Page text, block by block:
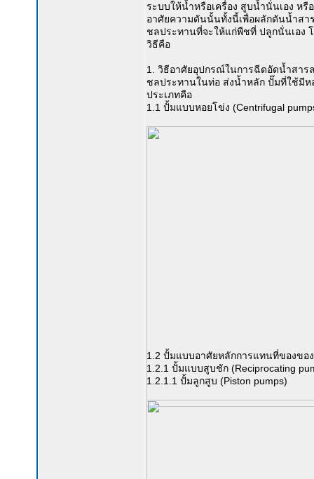
ระบบให้น้ำหรือเครื่อง สูบน้ำนั่นเอง ห
อาศัยความดันนั้นทั้งนี้เพื่อผลักดันน้ำสา
ชลประทานที่จะให้แก่พืชที่ ปลูกนั่นเอง
วิธีคือ
1. วิธีอาศัยอุปกรณ์ในการฉีดอัดน้ำสาร
ชลประทานในท่อ ส่งน้ำหลัก ปั๊มที่ใช้มีห
ประเภทคือ
1.1 ปั้มแบบหอยโข่ง (Centrifugal
1.2 ปั้มแบบอาศัยหลักการแทนที่ของของ
1.2.1 ปั้มแบบสูบชัก (Reciprocating
1.2.1.1 ปั้มลูกสูบ (Piston pumps)